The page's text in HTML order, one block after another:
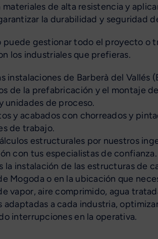
de alta resistencia y
la durabilidad y seguridad
puede gestionar todo el proyecto o
los industriales que prefieras.
instalaciones de Barberà del Vallés
de la prefabricación y el montaje
unidades de proceso.
y acabados con chorreados y
de trabajo.
estructurales por nuestros
con tus especialistas de confianza.
la instalación de las estructuras de
Mogoda o en la ubicación que
vapor, aire comprimido, agua
adaptadas a cada industria,
interrupciones en la operativa.